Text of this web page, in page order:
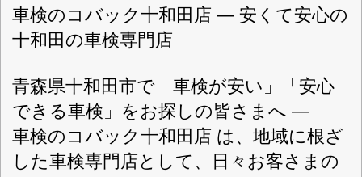
換、各種点検など、車検以外の整備も対
応可能。ネット予約や持ち込みタイヤへ
の対応もしており、十和田市近郊の皆さ
ます。
📍 店舗情報
所在地：〒034-0107 青森県十和田市洞内
字後野331-23
営業時間：9:30〜18:30